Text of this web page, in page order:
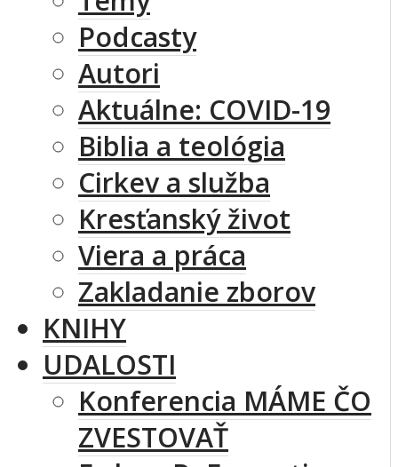
Podcasty
Autori
Aktuálne: COVID-19
Biblia a teológia
Cirkev a služba
Kresťanský život
Viera a práca
Zakladanie zborov
KNIHY
UDALOSTI
Konferencia MÁME ČO
ZVESTOVAŤ